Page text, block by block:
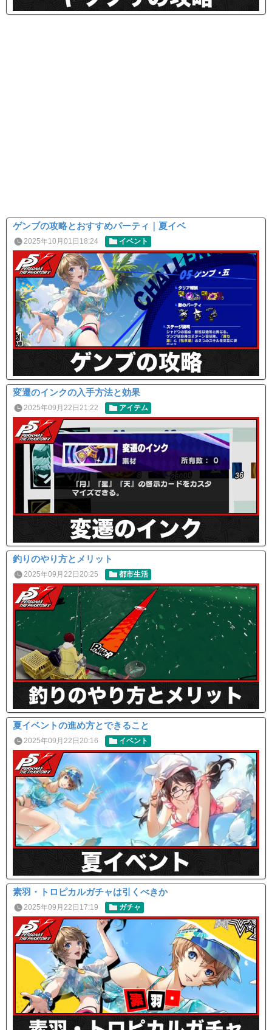
ゲンブの攻略とおすすめパーティ｜夏イベ
2025年10月01日18:24 イベント
変遷のインクの入手方法と効果
2025年09月22日21:22 アイテム
釣りのやり方とメリット
2025年09月22日20:25 都市生活
夏イベントの進め方とできること
2025年09月22日20:16 イベント
素羽・トロピカルガチャは引くべきか
2025年09月22日17:19 ガチャ